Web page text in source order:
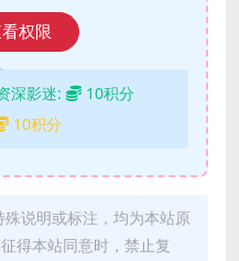
权限
深影迷:
10积分
10积分
说明或标注，均为本站原
得本站同意时，禁止复